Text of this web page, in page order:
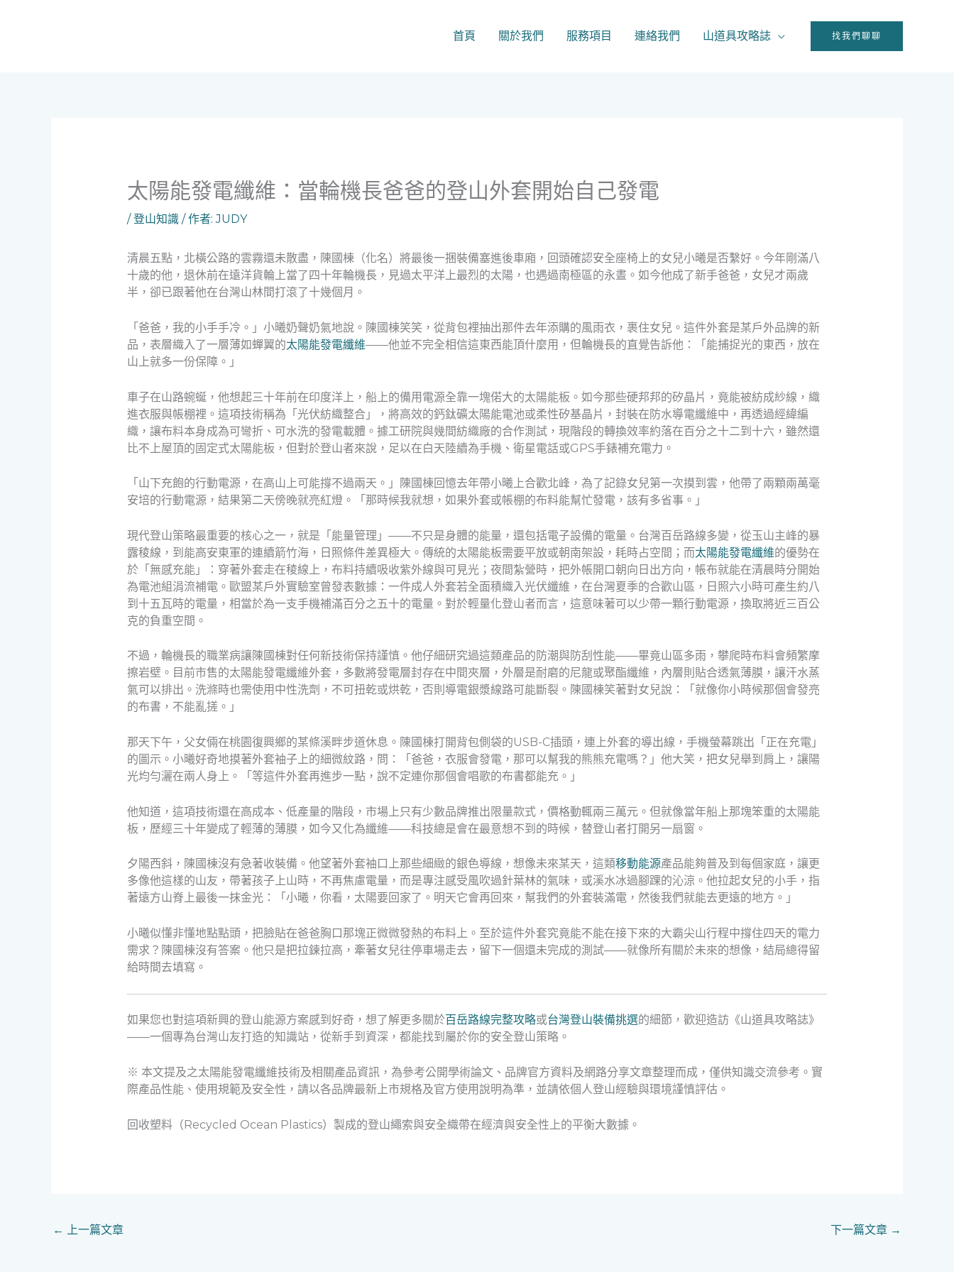
首頁 關於我們 服務項目 連絡我們 山道具攻略誌 找我們聊聊
太陽能發電纖維：當輪機長爸爸的登山外套開始自己發電
/登山知識/ 作者:JUDY
清晨五點，北橫公路的雲霧還未散盡，陳國棟（化名）將最後一捆裝備塞進後車廂，回頭確認安全座椅上的女兒小曦是否繫好。今年剛滿八
十歲的他，退休前在遠洋貨輪上當了四十年輪機長，見過太平洋上最烈的太陽，也遇過南極區的永晝。如今他成了新手爸爸，女兒才兩歲
半，卻已跟著他在台灣山林間打滾了十幾個月。
「爸爸，我的小手手冷。」小曦奶聲奶氣地說。陳國棟笑笑，從背包裡抽出那件去年添購的風雨衣，裹住女兒。這件外套是某戶外品牌的新
品，表層織入了一層薄如蟬翼的太陽能發電纖維——他並不完全相信這東西能頂什麼用，但輪機長的直覺告訴他：「能捕捉光的東西，放在
山上就多一份保障。」
車子在山路蜿蜒，他想起三十年前在印度洋上，船上的備用電源全靠一塊偌大的太陽能板。如今那些硬邦邦的矽晶片，竟能被紡成紗線，織
進衣服與帳棚裡。這項技術稱為「光伏紡織整合」，將高效的鈣鈦礦太陽能電池或柔性矽基晶片，封裝在防水導電纖維中，再透過經緯編
織，讓布料本身成為可彎折、可水洗的發電載體。據工研院與幾間紡織廠的合作測試，現階段的轉換效率約落在百分之十二到十六，雖然還
比不上屋頂的固定式太陽能板，但對於登山者來說，足以在白天陸續為手機、衛星電話或GPS手錶補充電力。
「山下充飽的行動電源，在高山上可能撐不過兩天。」陳國棟回憶去年帶小曦上合歡北峰，為了記錄女兒第一次摸到雲，他帶了兩顆兩萬毫
安培的行動電源，結果第二天傍晚就亮紅燈。「那時候我就想，如果外套或帳棚的布料能幫忙發電，該有多省事。」
現代登山策略最重要的核心之一，就是「能量管理」——不只是身體的能量，還包括電子設備的電量。台灣百岳路線多變，從玉山主峰的暴
露稜線，到能高安東軍的連續箭竹海，日照條件差異極大。傳統的太陽能板需要平放或朝南架設，耗時占空間；而太陽能發電纖維的優勢在
於「無感充能」：穿著外套走在稜線上，布料持續吸收紫外線與可見光；夜間紮營時，把外帳開口朝向日出方向，帳布就能在清晨時分開始
為電池組涓流補電。歐盟某戶外實驗室曾發表數據：一件成人外套若全面積織入光伏纖維，在台灣夏季的合歡山區，日照六小時可產生約八
到十五瓦時的電量，相當於為一支手機補滿百分之五十的電量。對於輕量化登山者而言，這意味著可以少帶一顆行動電源，換取將近三百公
克的負重空間。
不過，輪機長的職業病讓陳國棟對任何新技術保持謹慎。他仔細研究過這類產品的防潮與防刮性能——畢竟山區多雨，攀爬時布料會頻繁摩
擦岩壁。目前市售的太陽能發電纖維外套，多數將發電層封存在中間夾層，外層是耐磨的尼龍或聚酯纖維，內層則貼合透氣薄膜，讓汗水蒸
氣可以排出。洗滌時也需使用中性洗劑，不可扭乾或烘乾，否則導電銀漿線路可能斷裂。陳國棟笑著對女兒說：「就像你小時候那個會發亮
的布書，不能亂搓。」
那天下午，父女倆在桃園復興鄉的某條溪畔步道休息。陳國棟打開背包側袋的USB-C插頭，連上外套的導出線，手機螢幕跳出「正在充電」
的圖示。小曦好奇地摸著外套袖子上的細微紋路，問：「爸爸，衣服會發電，那可以幫我的熊熊充電嗎？」他大笑，把女兒舉到肩上，讓陽
光均勻灑在兩人身上。「等這件外套再進步一點，說不定連你那個會唱歌的布書都能充。」
他知道，這項技術還在高成本、低產量的階段，市場上只有少數品牌推出限量款式，價格動輒兩三萬元。但就像當年船上那塊笨重的太陽能
板，歷經三十年變成了輕薄的薄膜，如今又化為纖維——科技總是會在最意想不到的時候，替登山者打開另一扇窗。
夕陽西斜，陳國棟沒有急著收裝備。他望著外套袖口上那些細緻的銀色導線，想像未來某天，這類移動能源產品能夠普及到每個家庭，讓更
多像他這樣的山友，帶著孩子上山時，不再焦慮電量，而是專注感受風吹過針葉林的氣味，或溪水冰過腳踝的沁涼。他拉起女兒的小手，指
著遠方山脊上最後一抹金光：「小曦，你看，太陽要回家了。明天它會再回來，幫我們的外套裝滿電，然後我們就能去更遠的地方。」
小曦似懂非懂地點點頭，把臉貼在爸爸胸口那塊正微微發熱的布料上。至於這件外套究竟能不能在接下來的大霸尖山行程中撐住四天的電力
需求？陳國棟沒有答案。他只是把拉鍊拉高，牽著女兒往停車場走去，留下一個還未完成的測試——就像所有關於未來的想像，結局總得留
給時間去填寫。
如果您也對這項新興的登山能源方案感到好奇，想了解更多關於百岳路線完整攻略或台灣登山裝備挑選的細節，歡迎造訪《山道具攻略誌》
——一個專為台灣山友打造的知識站，從新手到資深，都能找到屬於你的安全登山策略。
※ 本文提及之太陽能發電纖維技術及相關產品資訊，為參考公開學術論文、品牌官方資料及網路分享文章整理而成，僅供知識交流參考。實
際產品性能、使用規範及安全性，請以各品牌最新上市規格及官方使用說明為準，並請依個人登山經驗與環境謹慎評估。
回收塑料（Recycled Ocean Plastics）製成的登山繩索與安全織帶在經濟與安全性上的平衡大數據。
← 上一篇文章 下一篇文章 →